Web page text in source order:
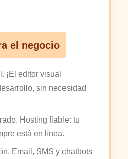
el negocio
¡El editor visual
sin necesidad
Hosting fiable: tu
está en línea.
Email, SMS y chatbots